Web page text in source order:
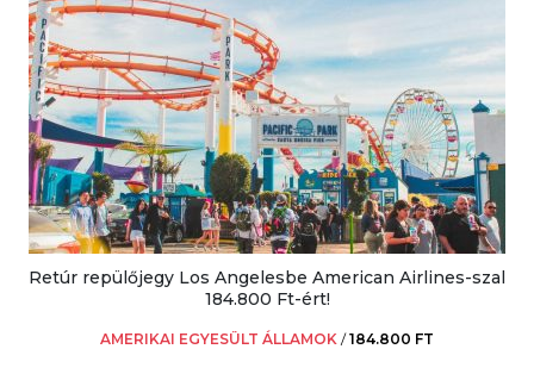
Retúr repülőjegy Los Angelesbe American Airlines-szal
184.800 Ft-ért!
AMERIKAI EGYESÜLT ÁLLAMOK /184.800 FT